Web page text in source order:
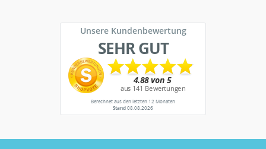
Unsere Kundenbewertung
SEHR GUT
Berechnet aus den letzten 12 Monaten
Stand08.08.2026